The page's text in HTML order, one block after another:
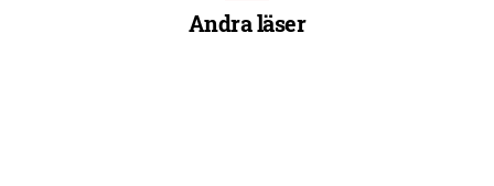
Andra läser